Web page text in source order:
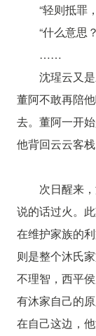
“轻则抵罪
“什么意思
……
沈瑆云又
董阿不敢再陪
去。董阿一开
他背回云云客栈
次日醒来
说的话过火。
在维护家族的
则是整个沐氏
不理智，西平
有沐家自己的
在自己这边，